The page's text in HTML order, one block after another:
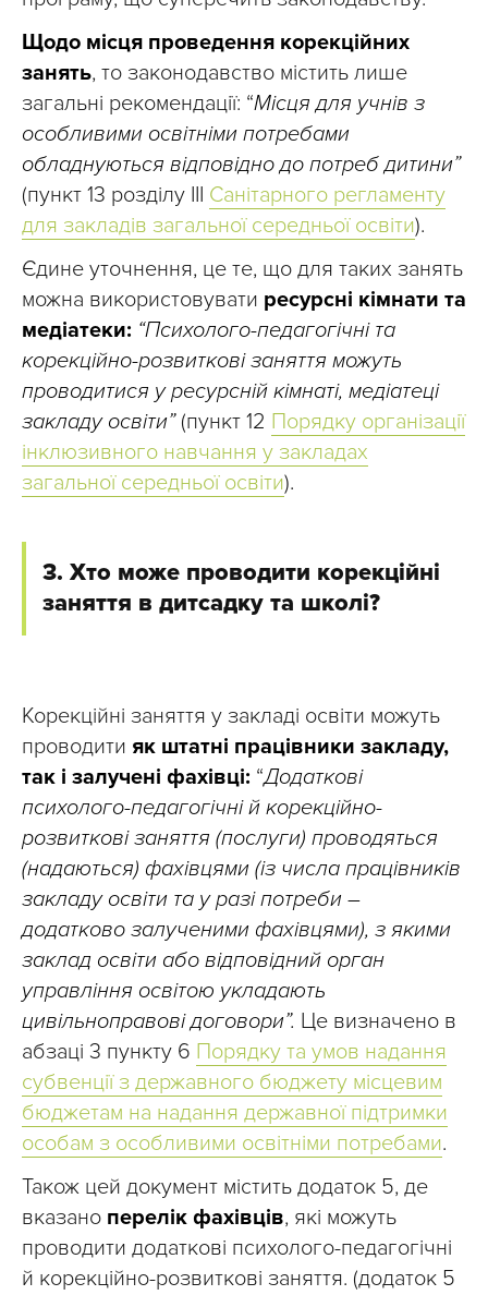
Щодо місця проведення корекційних
занять, то законодавство містить лише
загальні рекомендації: “Місця для учнів з
особливими освітніми потребами
обладнуються відповідно до потреб дитини”
(пункт 13 розділу III Санітарного регламенту
для закладів загальної середньої освіти).
Єдине уточнення, це те, що для таких занять
можна використовувати ресурсні кімнати та
медіатеки: “Психолого-педагогічні та
корекційно-розвиткові заняття можуть
проводитися у ресурсній кімнаті, медіатеці
закладу освіти”(пункт 12 Порядку організації
інклюзивного навчання у закладах
загальної середньої освіти).
3. Хто може проводити корекційні
заняття в дитсадку та школі?
Корекційні заняття у закладі освіти можуть
проводити як штатні працівники закладу,
так і залучені фахівці: “Додаткові
психолого-педагогічні й корекційно-
розвиткові заняття (послуги) проводяться
(надаються) фахівцями (із числа працівників
закладу освіти та у разі потреби –
додатково залученими фахівцями), з якими
заклад освіти або відповідний орган
управління освітою укладають
цивільноправові договори”. Це визначено в
абзаці 3 пункту 6 Порядку та умов надання
субвенції з державного бюджету місцевим
бюджетам на надання державної підтримки
особам з особливими освітніми потребами.
Також цей документ містить додаток 5, де
вказано перелік фахівців, які можуть
проводити додаткові психолого-педагогічні
й корекційно-розвиткові заняття. (додаток 5